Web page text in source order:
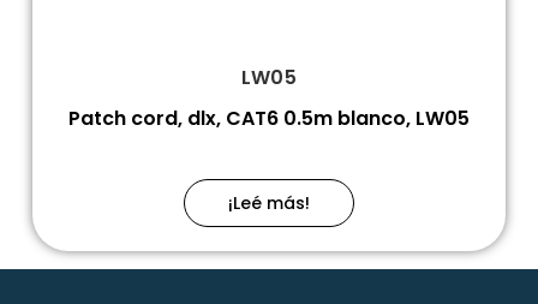
LW05
Patch cord, dlx, CAT6 0.5m blanco, LW05
¡Leé más!